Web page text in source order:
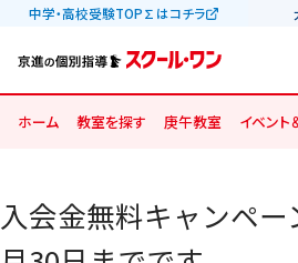
中学・高校受験TOP∑はコチラ
ホーム 教室を探す 庚午教室 イベント
入会金無料キャンペ